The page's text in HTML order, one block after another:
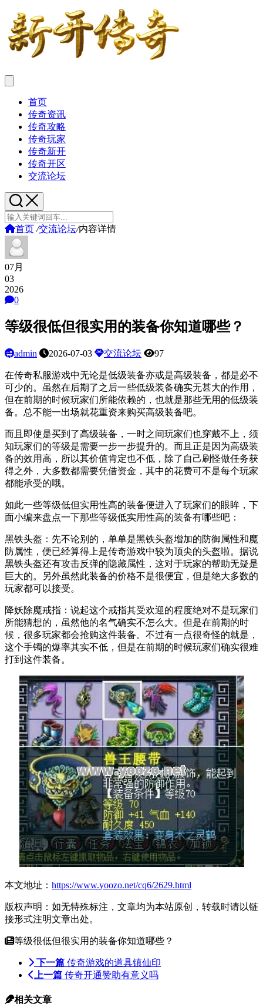
首页
传奇资讯
传奇攻略
传奇玩家
传奇新开
传奇开区
交流论坛
首页 /交流论坛/内容详情
07月
03
2026
0
等级很低但很实用的装备你知道哪些？
admin 2026-07-03 交流论坛 97
在传奇私服游戏中无论是低级装备亦或是高级装备，都是必不
可少的。虽然在后期了之后一些低级装备确实无甚大的作用，
但在前期的时候玩家们所能依赖的，也就是那些无用的低级装
备。总不能一出场就花重资来购买高级装备吧。
而且即使是买到了高级装备，一时之间玩家们也穿戴不上，须
知玩家们的等级是需要一步一步提升的。而且正是因为高级装
备的效用高，所以其价值肯定也不低，除了自己刷怪做任务获
得之外，大多数都需要凭借资金，其中的花费可不是每个玩家
都能承受的哦。
如此一些等级低但实用性高的装备便进入了玩家们的眼眸，下
面小编来盘点一下那些等级低实用性高的装备有哪些吧：
黑铁头盔：先不论别的，单单是黑铁头盔增加的防御属性和魔
防属性，便已经算得上是传奇游戏中较为顶尖的头盔啦。据说
黑铁头盔还有攻击反弹的隐藏属性，这对于玩家的帮助无疑是
巨大的。另外虽然此装备的价格不是很便宜，但是绝大多数的
玩家都可以接受。
降妖除魔戒指：说起这个戒指其受欢迎的程度绝对不是玩家们
所能猜想的，虽然他的名气确实不怎么大。但是在前期的时
候，很多玩家都会抢购这件装备。不过有一点很奇怪的就是，
这个手镯的爆率其实不低，但是在前期的时候玩家们确实很难
打到这件装备。
本文地址： https://www.yoozo.net/cq6/2629.html
版权声明：如无特殊标注，文章均为本站原创，转载时请以链
接形式注明文章出处。
等级很低但很实用的装备你知道哪些？
下一篇 传奇游戏的道具镇仙印
上一篇 传奇开通赞助有意义吗
相关文章